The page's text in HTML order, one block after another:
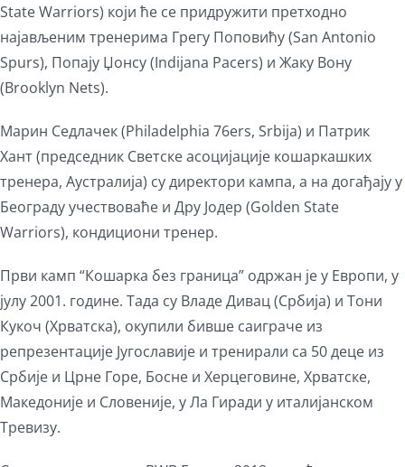
State Warriors) који ће се придружити претходно
најављеним тренерима Грегу Поповићу (San Antonio
Spurs), Попају Џонсу (Indijana Pacers) и Жаку Вону
(Brooklyn Nets).
Марин Седлачек (Philadelphia 76ers, Srbija) и Патрик
Хант (председник Светске асоцијације кошаркашких
тренера, Аустралија) су директори кампа, а на догађају у
Београду учествоваће и Дру Јодер (Golden State
Warriors), кондициони тренер.
Први камп “Кошарка без граница” одржан је у Европи, у
јулу 2001. године. Тада су Владе Дивац (Србија) и Тони
Кукоч (Хрватска), окупили бивше саиграче из
репрезентације Југославије и тренирали са 50 деце из
Србије и Црне Горе, Босне и Херцеговине, Хрватске,
Македоније и Словеније, у Ла Гиради у италијанском
Тревизу.